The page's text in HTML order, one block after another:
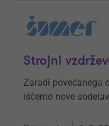
Strojni
Zaradi povečanega
iščemo nove